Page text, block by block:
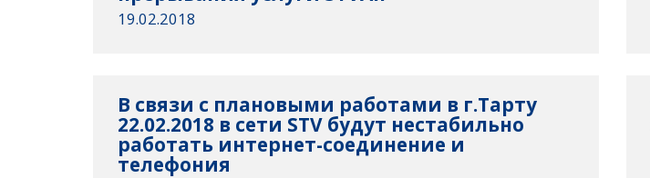
19.02.2018
В связи с плановыми работами в г.Тарту
22.02.2018 в сети STV будут нестабильно
работать интернет-соединение и
телефония